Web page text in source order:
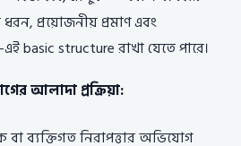
প্রয়োজনীয় প্রমাণ এবং
basic structure রাখা যেতে পারে।
আলাদা প্রক্রিয়া:
বা ব্যক্তিগত নিরাপত্তার অভিযোগ